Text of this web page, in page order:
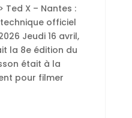
X – Nantes :
officiel
Jeudi 16 avril,
la 8e édition du
était à la
pour filmer